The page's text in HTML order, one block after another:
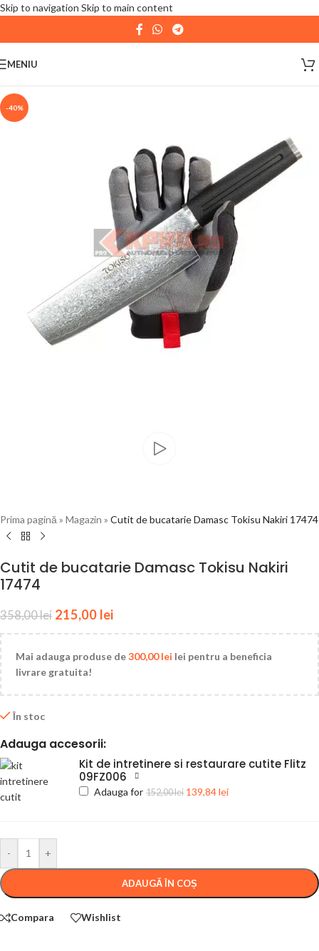
Skip to navigation Skip to main content
| 📦 Program livrari|In perioada11 August - 18
August,
MENIU
-40%
Prima pagină » Magazin » Cutit de bucatarie Damasc Tokisu Nakiri 17474
Cutit de bucatarie Damasc Tokisu Nakiri
17474
358,00lei 215,00 lei
Mai adauga produse de300,00lei lei pentru a beneficia
livrare gratuita!
În stoc
Adauga accesorii:
Kit de intretinere si restaurare cutite Flitz
09FZ006
Adauga for 152,00lei 139,84lei
- +
ADAUGĂ ÎN COȘ
Compara Wishlist